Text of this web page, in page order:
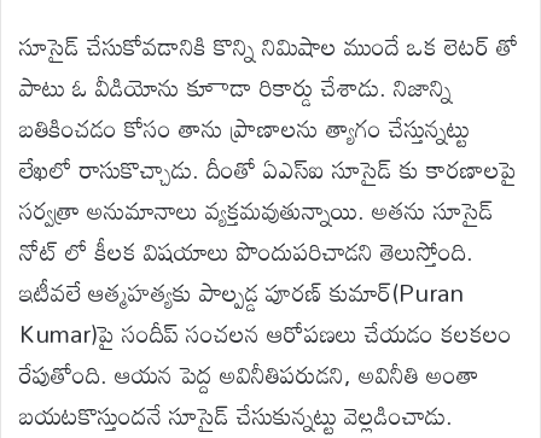
సూసైడ్ చేసుకోవడానికి కొన్ని నిమిషాల ముందే ఒక లెటర్ తో
పాటు ఓ వీడియోను కూాడా రికార్డు చేశాడు. నిజాన్ని
బతికించడం కోసం తాను ప్రాణాలను త్యాగం చేస్తున్నట్టు
లేఖలో రాసుకొచ్చాడు. దీంతో ఏఎస్ఐ సూసైడ్ కు కారణాలపై
సర్వత్రా అనుమానాలు వ్యక్తమవుతున్నాయి. అతను సూసైడ్
నోట్ లో కీలక విషయాలు పొందుపరిచాడని తెలుస్తోంది.
ఇటీవలే ఆత్మహత్యకు పాల్పడ్డ పూరణ్ కుమార్(Puran
Kumar)పై సందీప్ సంచలన ఆరోపణలు చేయడం కలకలం
రేపుతోంది. ఆయన పెద్ద అవినీతిపరుడని, అవినీతి అంతా
బయటకొస్తుందనే సూసైడ్ చేసుకున్నట్టు వెల్లడించాడు.